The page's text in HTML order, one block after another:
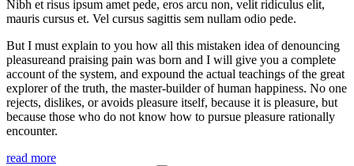
Nibh et risus ipsum amet pede, eros arcu non, velit ridiculus elit,
mauris cursus et. Vel cursus sagittis sem nullam odio pede.
But I must explain to you how all this mistaken idea of denouncing
pleasureand praising pain was born and I will give you a complete
account of the system, and expound the actual teachings of the great
explorer of the truth, the master-builder of human happiness. No one
rejects, dislikes, or avoids pleasure itself, because it is pleasure, but
because those who do not know how to pursue pleasure rationally
encounter.
read more